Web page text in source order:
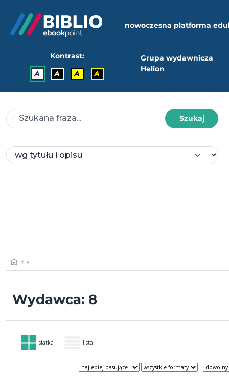
nowoczesna platforma
Kontrast:
A
A A A
Grupa wydawnicza
Helion
Szukaj
8
Wydawca: 8
siatka lista